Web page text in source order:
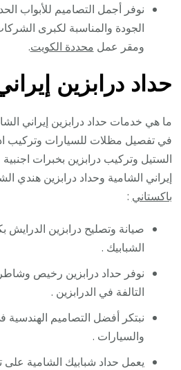
نوفر أجمل التصاميم للأبواب
الجودة والمناسبة لكبرى
ومقر عمل محددة الكويت.
حداد درابزين
ما هي خدمات حداد درابزين إيراني
في تفصيل مظلات للسيارات وتركيب
الستيل وتركيب درابزين بخبرات
إيراني الشامية وحداد درابزين هندي
باكستاني :
صيانة وتصليح درابزين الدرايش
الشبابيك .
نوفر حداد درابزين رخيص
التالفة في الدرابزين .
نبتكر أفضل التصاميم
والسيارات .
يعمل حداد شبابيك الشامية على